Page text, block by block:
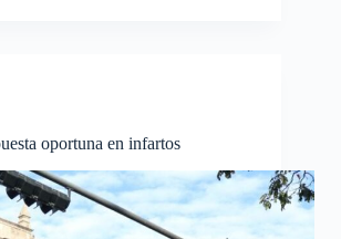
oportuna en infartos